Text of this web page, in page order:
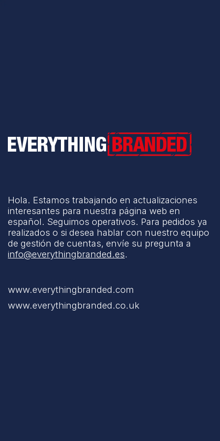
Everything Branded
Hola. Estamos trabajando en actualizaciones
interesantes para nuestra página web en
español. Seguimos operativos. Para pedidos ya
realizados o si desea hablar con nuestro equipo
de gestión de cuentas, envíe su pregunta a
info@everythingbranded.es.
www.everythingbranded.com
www.everythingbranded.co.uk